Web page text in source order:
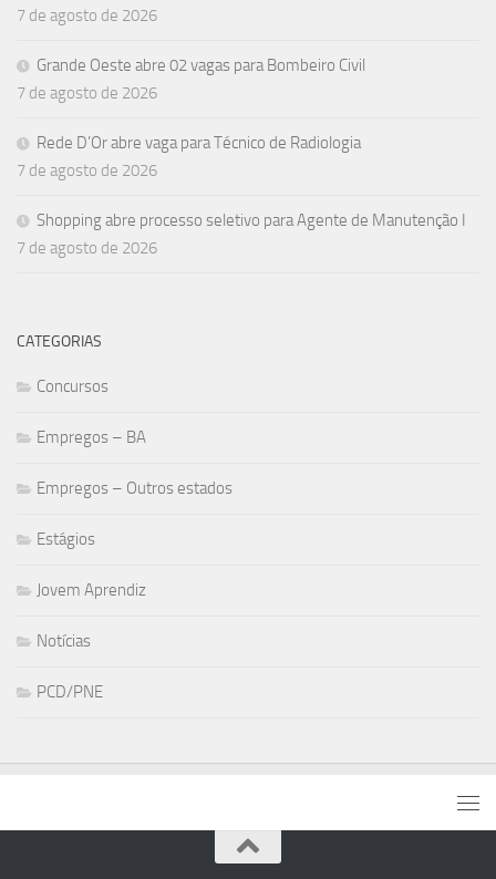
7 de agosto de 2026
Grande Oeste abre 02 vagas para Bombeiro Civil
7 de agosto de 2026
Rede D’Or abre vaga para Técnico de Radiologia
7 de agosto de 2026
Shopping abre processo seletivo para Agente de Manutenção I
7 de agosto de 2026
CATEGORIAS
Concursos
Empregos – BA
Empregos – Outros estados
Estágios
Jovem Aprendiz
Notícias
PCD/PNE